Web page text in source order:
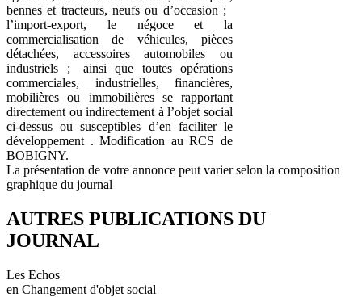
bennes et tracteurs, neufs ou d’occasion ;
l’import-export, le négoce et la
commercialisation de véhicules, pièces
détachées, accessoires automobiles ou
industriels ; ainsi que toutes opérations
commerciales, industrielles, financières,
mobilières ou immobilières se rapportant
directement ou indirectement à l’objet social
ci-dessus ou susceptibles d’en faciliter le
développement . Modification au RCS de
BOBIGNY.
La présentation de votre annonce peut varier selon la composition
graphique du journal
AUTRES PUBLICATIONS DU
JOURNAL
Les Echos
en Changement d'objet social